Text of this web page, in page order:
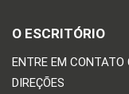
O ESCRITÓRIO
ENTRE EM CONTATO
DIREÇÕES